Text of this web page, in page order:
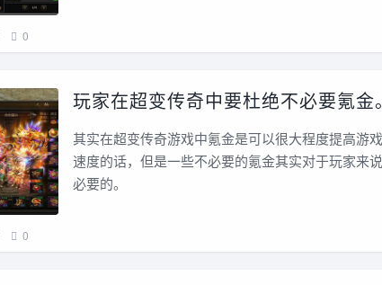
0
玩家在超变传奇中要杜绝不必要氪金。
其实在超变传奇游戏中氪金是可以很大程度提高游
速度的话，但是一些不必要的氪金其实对于玩家来
必要的。
0